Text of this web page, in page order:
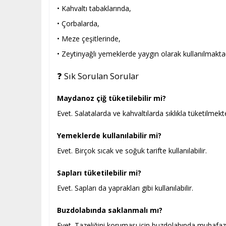
• Kahvaltı tabaklarında,
• Çorbalarda,
• Meze çeşitlerinde,
• Zeytinyağlı yemeklerde yaygın olarak
❓ Sık Sorulan Sorular
Maydanoz çiğ tüketilebilir mi?
Evet. Salatalarda ve kahvaltılarda sıklıkla
Yemeklerde kullanılabilir mi?
Evet. Birçok sıcak ve soğuk tarifte kullanılabilir.
Sapları tüketilebilir mi?
Evet. Sapları da yaprakları gibi kullanılabilir.
Buzdolabında saklanmalı mı?